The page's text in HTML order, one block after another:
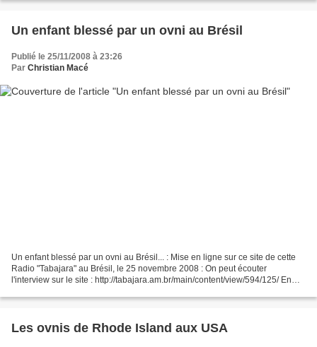
Un enfant blessé par un ovni au Brésil
Publié le 25/11/2008 à 23:26
Par Christian Macé
Un enfant blessé par un ovni au Brésil... : Mise en ligne sur ce site de cette
Radio "Tabajara" au Brésil, le 25 novembre 2008 : On peut écouter
l'interview sur le site : http://tabajara.am.br/main/content/view/594/125/ En
u=http%3A%2F%2Ftabajara.am.br%2Fmain%2Fcontent%2Fview%2F594%
Les ovnis de Rhode Island aux USA